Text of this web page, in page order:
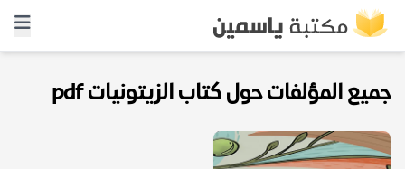
جميع المؤلفات حول كتاب الزيتونيات pdf